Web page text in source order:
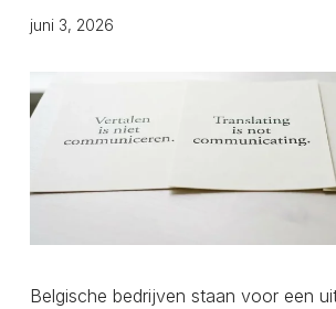
juni 3, 2026
Belgische bedrijven staan voor een